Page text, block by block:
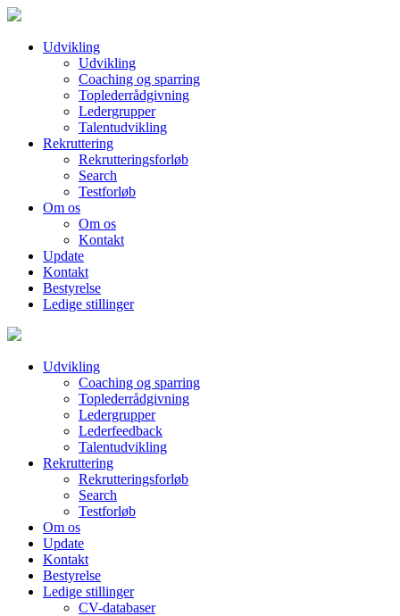
Udvikling
Udvikling
Coaching og sparring
Toplederrådgivning
Ledergrupper
Talentudvikling
Rekruttering
Rekrutteringsforløb
Search
Testforløb
Om os
Om os
Kontakt
Update
Kontakt
Bestyrelse
Ledige stillinger
Udvikling
Coaching og sparring
Toplederrådgivning
Ledergrupper
Lederfeedback
Talentudvikling
Rekruttering
Rekrutteringsforløb
Search
Testforløb
Om os
Update
Kontakt
Bestyrelse
Ledige stillinger
CV-databaser